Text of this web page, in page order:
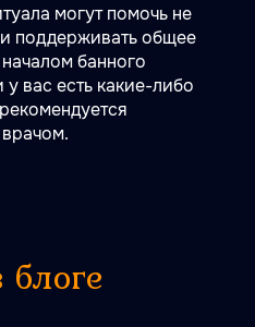
могут помочь не
поддерживать общее
банного
вас есть какие-либо